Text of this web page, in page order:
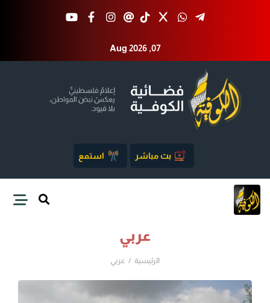
Aug 2026 ,07
بث مباشر استمع
عربي
الرئيسية عربي